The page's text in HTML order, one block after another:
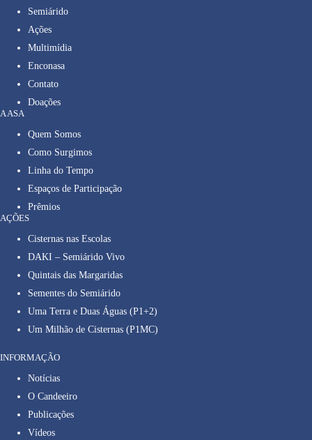
Semiárido
Ações
Multimídia
Enconasa
Contato
Doações
A ASA
Quem Somos
Como Surgimos
Linha do Tempo
Espaços de Participação
Prêmios
AÇÕES
Cisternas nas Escolas
DAKI – Semiárido Vivo
Quintais das Margaridas
Sementes do Semiárido
Uma Terra e Duas Águas (P1+2)
Um Milhão de Cisternas (P1MC)
INFORMAÇÃO
Notícias
O Candeeiro
Publicações
Vídeos